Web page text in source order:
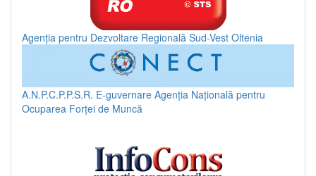
Agenția pentru Dezvoltare Regională Sud-Vest Oltenia
A.N.P.C.P.P.S.R. E-guvernare Agenția Națională pentru
Ocuparea Forței de Muncă